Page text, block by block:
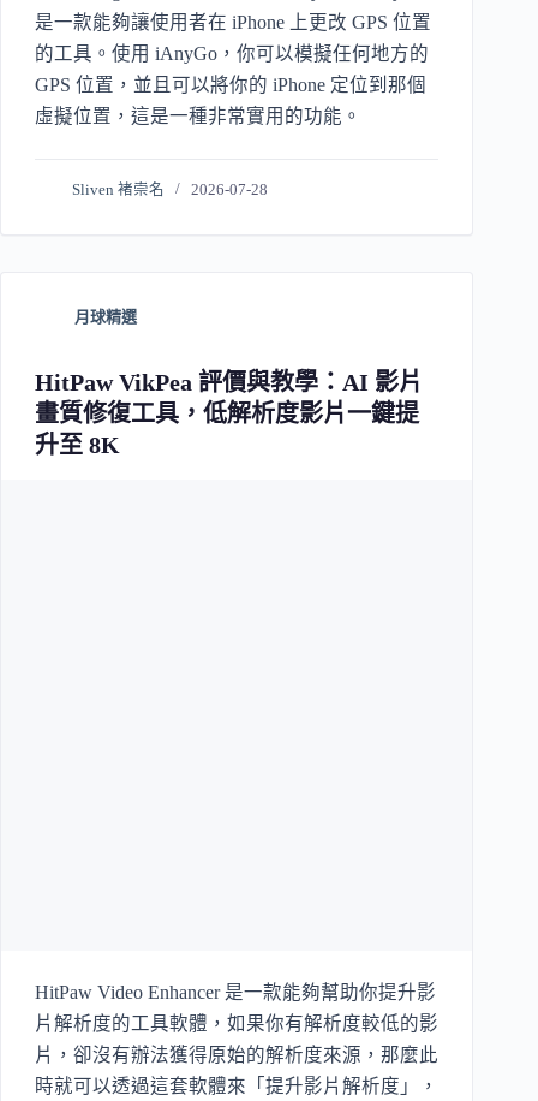
是一款能夠讓使用者在 iPhone 上更改 GPS 位置
的工具。使用 iAnyGo，你可以模擬任何地方的
GPS 位置，並且可以將你的 iPhone 定位到那個
虛擬位置，這是一種非常實用的功能。
Sliven 褚崇名 2026-07-28
月球精選
HitPaw VikPea 評價與教學：AI 影片
畫質修復工具，低解析度影片一鍵提
升至 8K
HitPaw Video Enhancer 是一款能夠幫助你提升影
片解析度的工具軟體，如果你有解析度較低的影
片，卻沒有辦法獲得原始的解析度來源，那麼此
時就可以透過這套軟體來「提升影片解析度」，